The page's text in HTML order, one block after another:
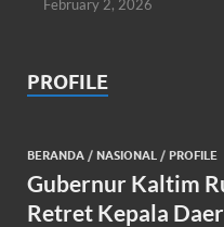
February 2, 2026
PROFILE
BERANDA / NASIONAL / PROFILE
Gubernur Kaltim
Retret Kepala